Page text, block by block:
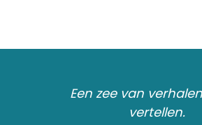
Een zee van
vertellen.